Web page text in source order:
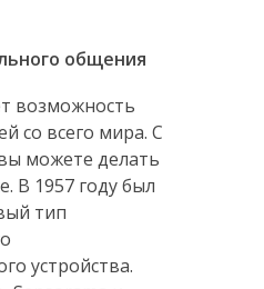
общения
возможность
со всего мира. С
можете делать
В 1957 году был
тип
устройства.